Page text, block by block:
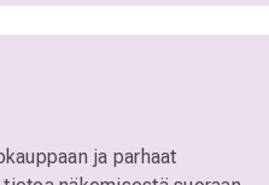
ja parhaat